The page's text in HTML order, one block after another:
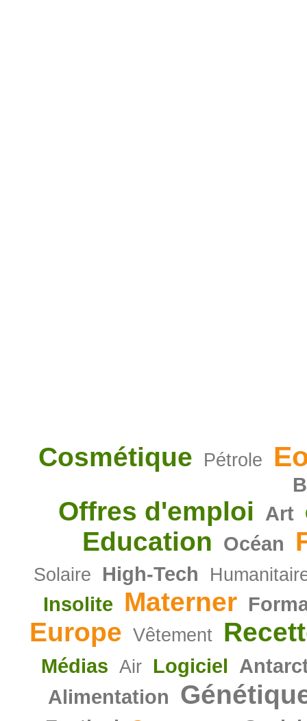
Cosmétique Pétrole
Offres d'emploi Art
Education Océan
Solaire High-Tech
Insolite Materner
Europe Vêtement
Médias Air Logiciel
Alimentation